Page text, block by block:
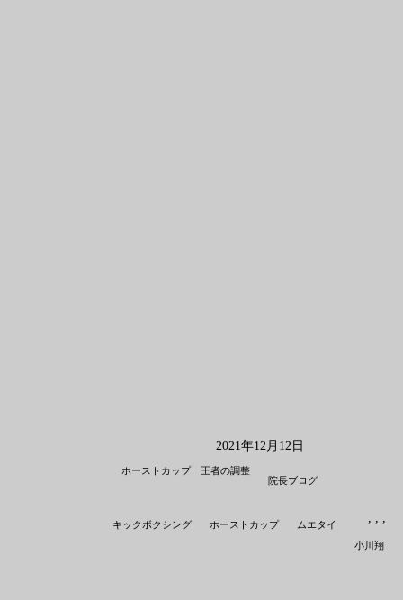
2021年12月12日
ホーストカップ 王者の調整
院長ブログ
キックボクシング ,
ホーストカップ ,
ムエタイ ,
小川翔